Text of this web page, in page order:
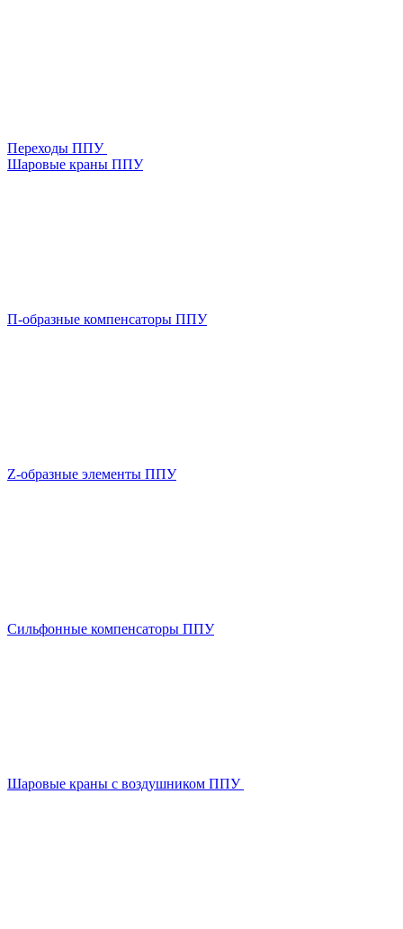
Переходы ППУ
Шаровые краны ППУ
П-образные компенсаторы ППУ
Z-образные элементы ППУ
Сильфонные компенсаторы ППУ
Шаровые краны с воздушником ППУ